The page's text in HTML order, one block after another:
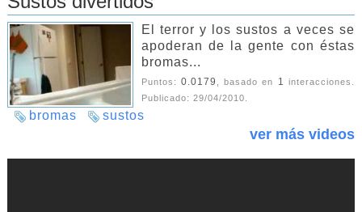
El terror y los sustos a veces se
apoderan de la gente con éstas
bromas...
Puntos: 0.0179 , basado en 1 interacciones.
Publicado: 29/04/2010.
bromas sustos
ver más videos